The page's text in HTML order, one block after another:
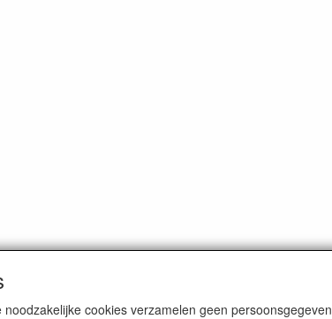
cookies verzamelen geen